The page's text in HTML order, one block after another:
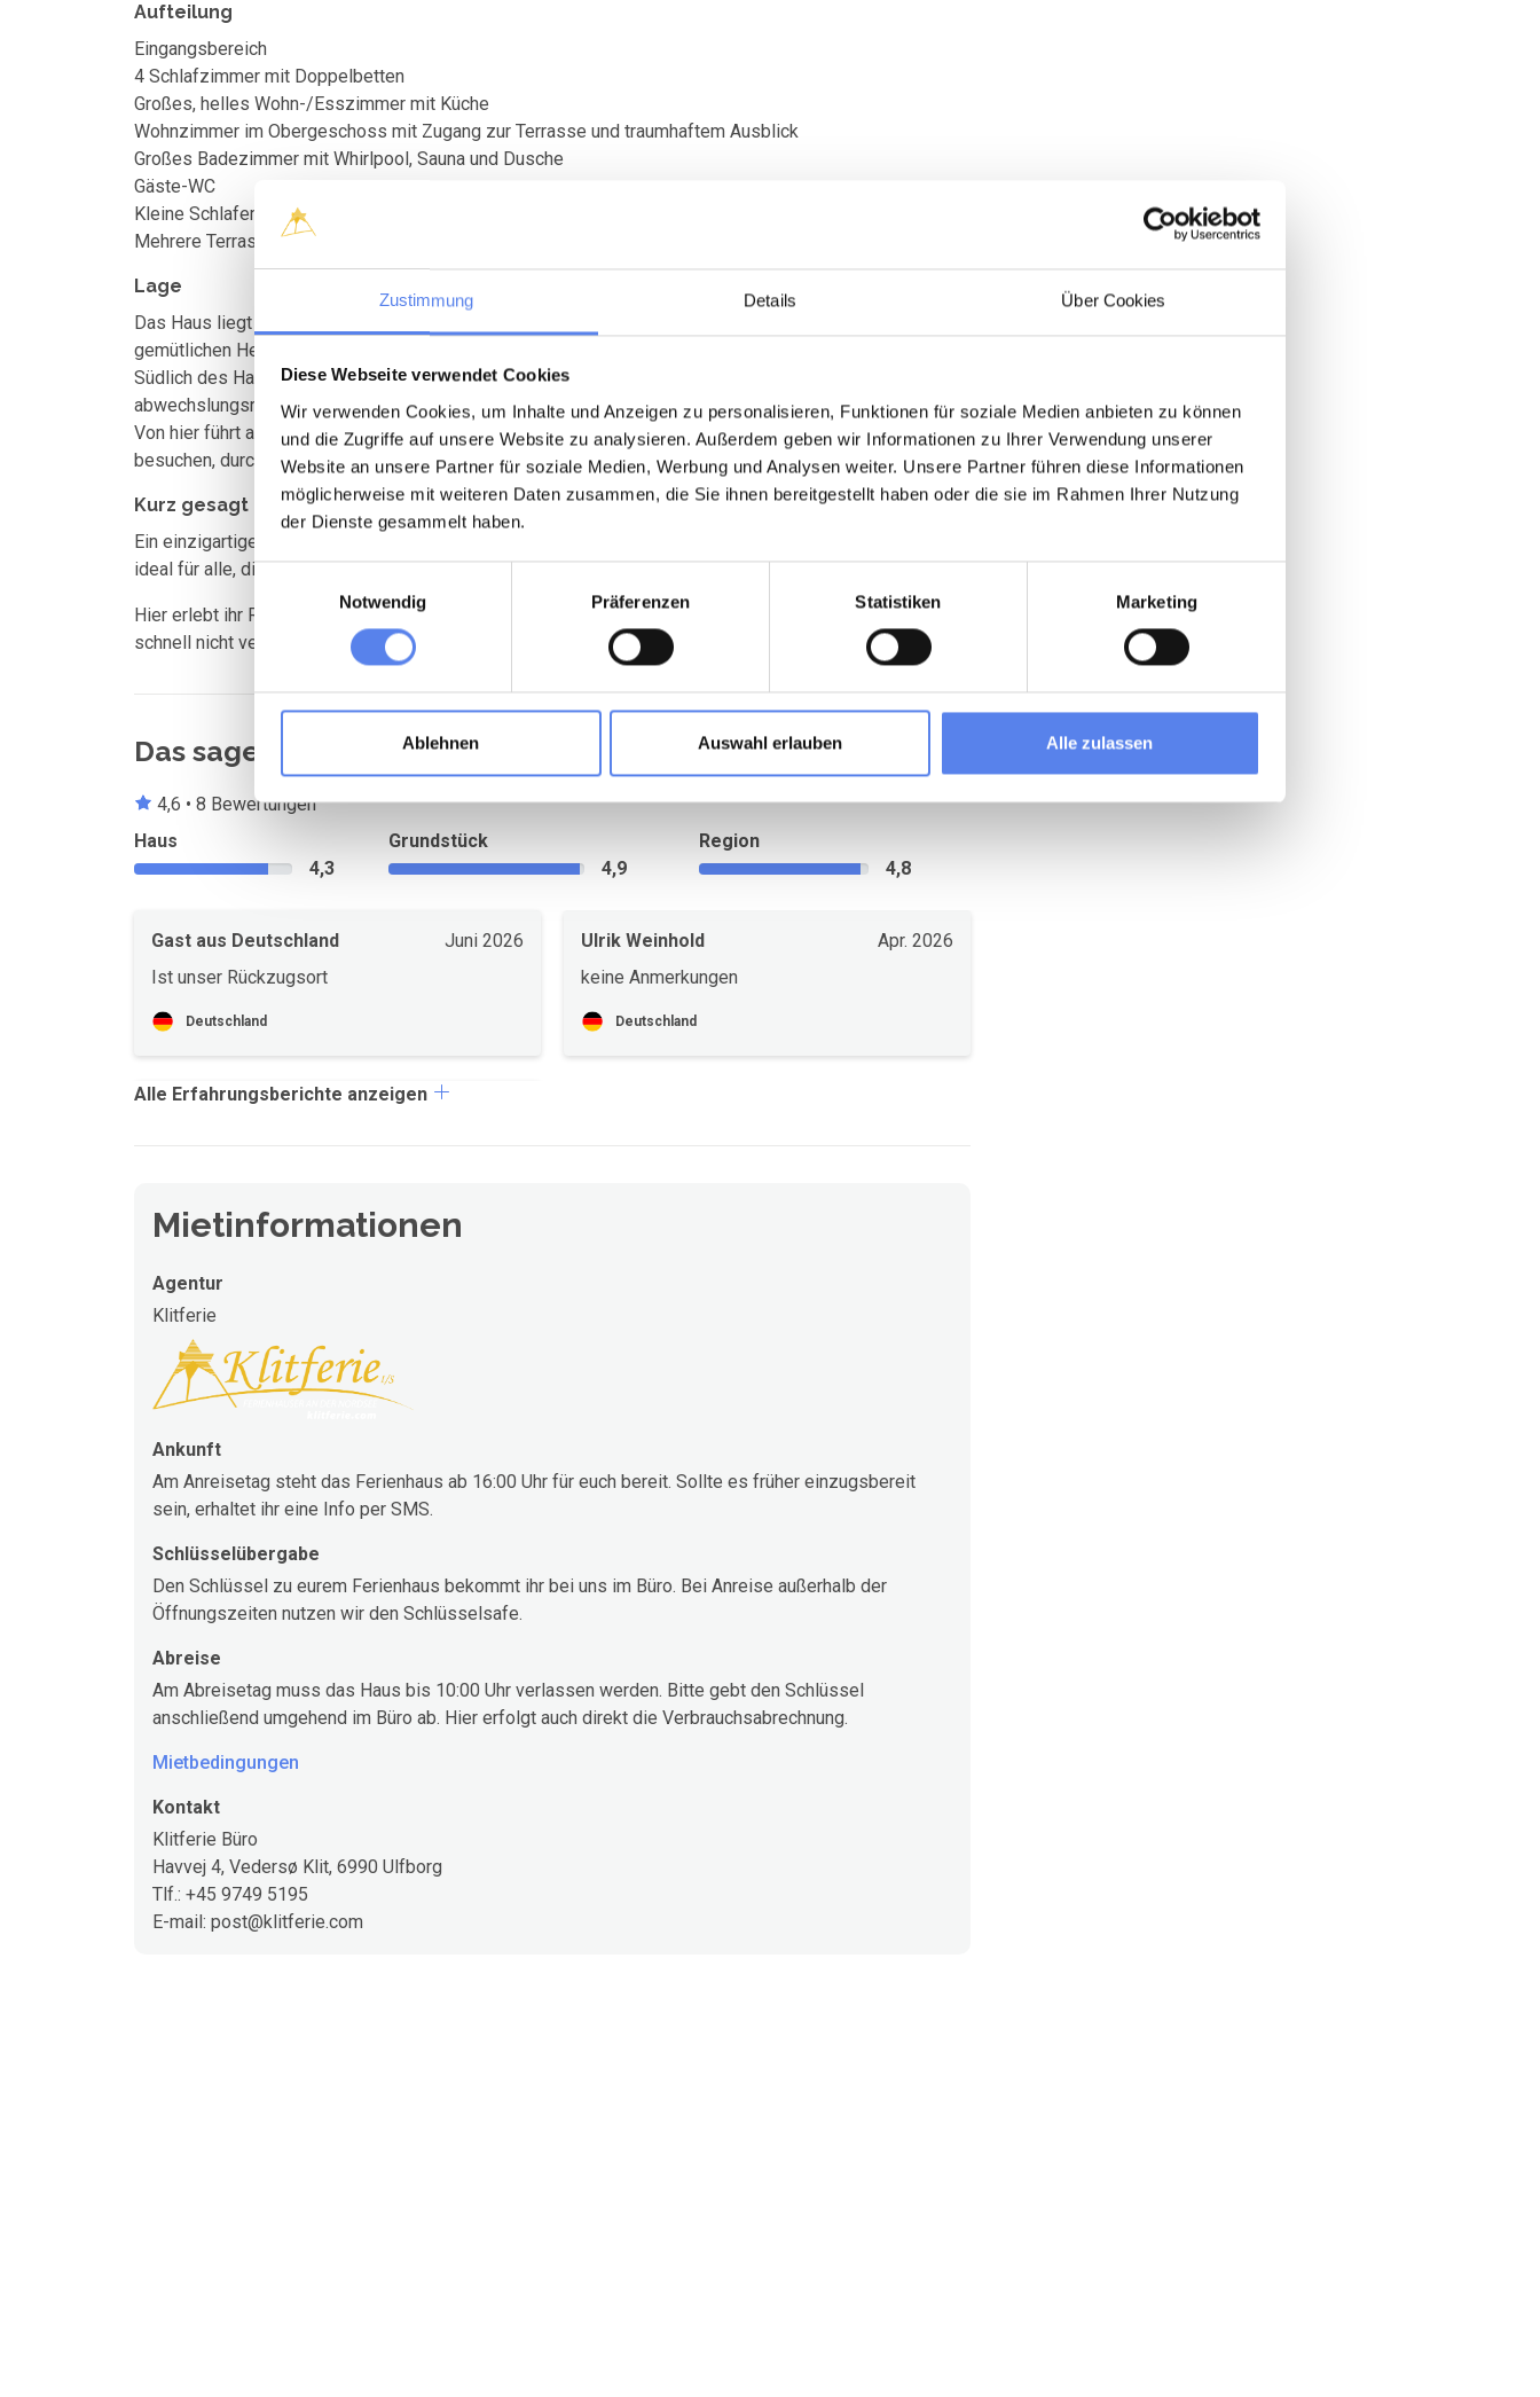
Zustimmung Details Über Cookies
Diese Webseite verwendet Cookies
Wir verwenden Cookies, um Inhalte und Anzeigen zu personalisieren, Funktionen für soziale Medien anbieten zu können
und die Zugriffe auf unsere Website zu analysieren. Außerdem geben wir Informationen zu Ihrer Verwendung unserer
Website an unsere Partner für soziale Medien, Werbung und Analysen weiter. Unsere Partner führen diese Informationen
möglicherweise mit weiteren Daten zusammen, die Sie ihnen bereitgestellt haben oder die sie im Rahmen Ihrer Nutzung
der Dienste gesammelt haben.
Einwilligungsauswahl
Notwendig
Präferenzen Statistiken Marketing
Ablehnen Auswahl erlauben Alle zulassen
Aufteilung
Eingangsbereich
4 Schlafzimmer mit Doppelbetten
Großes, helles Wohn-/Esszimmer mit Küche
Wohnzimmer im Obergeschoss mit Zugang zur Terrasse und traumhaftem Ausblick
Großes Badezimmer mit Whirlpool, Sauna und Dusche
Gäste-WC
Kleine Schlafempore über dem Wohnzimmer
Mehrere Terrassen rund um das Haus – Sonne und Windschutz zu jeder Tageszeit
Lage
Das Haus liegt in einem landschaftlich reizvollen Gebiet mit vielen Wander- und Radwegen, nahe dem
gemütlichen Helmklit Havn, wo es auch einen kleinen Spielplatz gibt.
Südlich des Hauses beginnt die nördliche Husby Klitplantage – ein herrliches Naturgebiet mit
abwechslungsreicher Landschaft und vielen Wegen.
Von hier führt auch ein Radweg direkt nach Thorsminde, wo ihr das Strandingsmuseum St. George
besuchen, durch den Hafen spazieren, ein Eis genießen oder von der Mole aus angeln könnt.
Kurz gesagt
Ein einzigartiges Ferienhaus mit Whirlpool, Sauna und fantastischem Panoramablick über den Fjord –
ideal für alle, die Komfort, Natur und echte westjütländische Atmosphäre suchen.
Hier erlebt ihr Ruhe, Luxus und eine der schönsten Aussichten der ganzen Region – ein Ort, den ihr so
schnell nicht vergesst.
Das sagen andere Urlauber
4,6 • 8 Bewertungen
Haus
4,3
Grundstück
4,9
Region
4,8
Gast aus Deutschland
Juni 2026
Ist unser Rückzugsort
Deutschland
Ulrik Weinhold
Apr. 2026
keine Anmerkungen
Deutschland
Alle Erfahrungsberichte anzeigen
Mietinformationen
Agentur
Klitferie
Ankunft
Am Anreisetag steht das Ferienhaus ab 16:00 Uhr für euch bereit. Sollte es früher einzugsbereit
sein, erhaltet ihr eine Info per SMS.
Schlüsselübergabe
Den Schlüssel zu eurem Ferienhaus bekommt ihr bei uns im Büro. Bei Anreise außerhalb der
Öffnungszeiten nutzen wir den Schlüsselsafe.
Abreise
Am Abreisetag muss das Haus bis 10:00 Uhr verlassen werden. Bitte gebt den Schlüssel
anschließend umgehend im Büro ab. Hier erfolgt auch direkt die Verbrauchsabrechnung.
Mietbedingungen
Kontakt
Klitferie Büro
Havvej 4, Vedersø Klit, 6990 Ulfborg
Tlf.: +45 9749 5195
E-mail: post@klitferie.com